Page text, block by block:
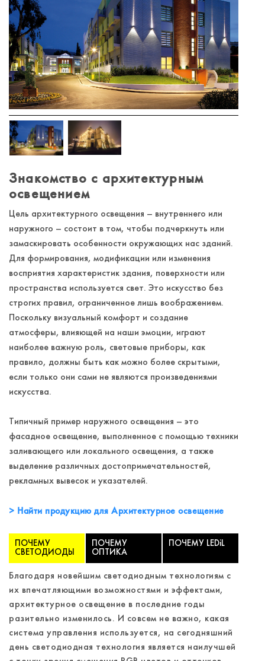
Знакомство с архитектурным
освещением
Цель архитектурного освещения – внутреннего или
наружного – состоит в том, чтобы подчеркнуть или
замаскировать особенности окружающих нас зданий.
Для формирования, модификации или изменения
восприятия характеристик здания, поверхности или
пространства используется свет. Это искусство без
строгих правил, ограниченное лишь воображением.
Поскольку визуальный комфорт и создание
атмосферы, влияющей на наши эмоции, играют
наиболее важную роль, световые приборы, как
правило, должны быть как можно более скрытыми,
если только они сами не являются произведениями
искусства.
Типичный пример наружного освещения – это
фасадное освещение, выполненное с помощью техники
заливающего или локального освещения, а также
выделение различных достопримечательностей,
рекламных вывесок и указателей.
Найти продукцию для Архитектурное освещение
ПОЧЕМУ
СВЕТОДИОДЫ
ПОЧЕМУ
ОПТИКА
ПОЧЕМУ LEDiL
Благодаря новейшим светодиодным технологиям с
их впечатляющими возможностями и эффектами,
архитектурное освещение в последние годы
разительно изменилось. И совсем не важно, какая
система управления используется, на сегодняшний
день светодиодная технология является наилучшей